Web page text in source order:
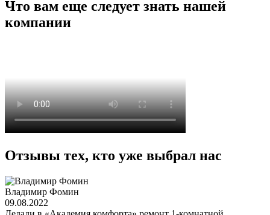
Что вам еще следует знать нашей
компании
Отзывы тех, кто уже выбрал нас
Владимир Фомин
09.08.2022